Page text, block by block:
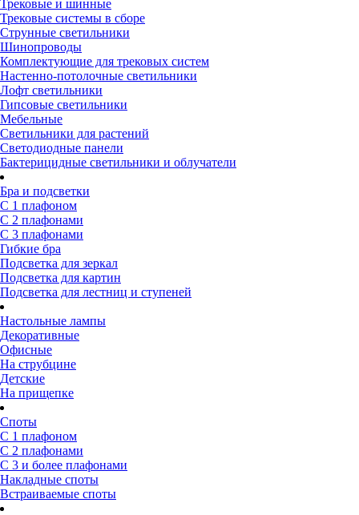
Трековые и шинные
Трековые системы в сборе
Струнные светильники
Шинопроводы
Комплектующие для трековых систем
Настенно-потолочные светильники
Лофт светильники
Гипсовые светильники
Мебельные
Светильники для растений
Светодиодные панели
Бактерицидные светильники и облучатели
Бра и подсветки
С 1 плафоном
С 2 плафонами
С 3 плафонами
Гибкие бра
Подсветка для зеркал
Подсветка для картин
Подсветка для лестниц и ступеней
Настольные лампы
Декоративные
Офисные
На струбцине
Детские
На прищепке
Споты
С 1 плафоном
С 2 плафонами
С 3 и более плафонами
Накладные споты
Встраиваемые споты